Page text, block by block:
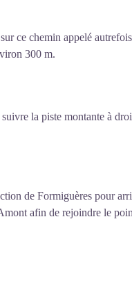
ce chemin appelé
300 m.
la piste montante à
de Formiguères pour
afin de rejoindre le